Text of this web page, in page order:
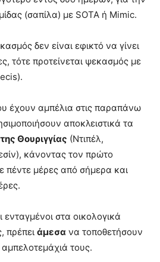
(σαπίλα) με SOTA ή Mimic.
δεν είναι εφικτό να γίνει
τότε προτείνεται ψεκασμός με
έχουν αμπέλια στις παραπάνω
αποκλειστικά τα
Θουριγγίας (Ντιπέλ,
κάνοντας τον πρώτο
πέντε μέρες από σήμερα και
ενταγμένοι στα οικολογικά
πρέπει άμεσα να τοποθετήσουν
τους.